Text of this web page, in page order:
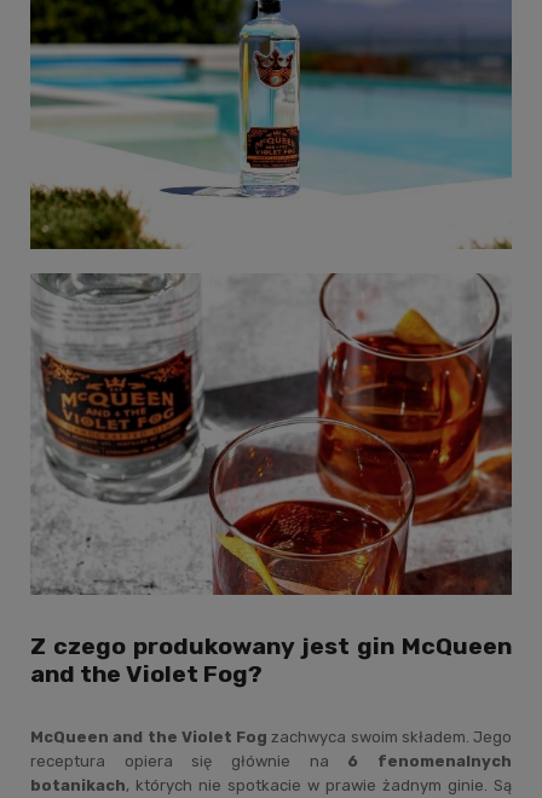
Z czego produkowany jest gin McQueen
and the Violet Fog?
McQueen and the Violet Fog zachwyca swoim składem. Jego
receptura opiera się głównie na 6 fenomenalnych
botanikach, których nie spotkacie w prawie żadnym ginie. Są